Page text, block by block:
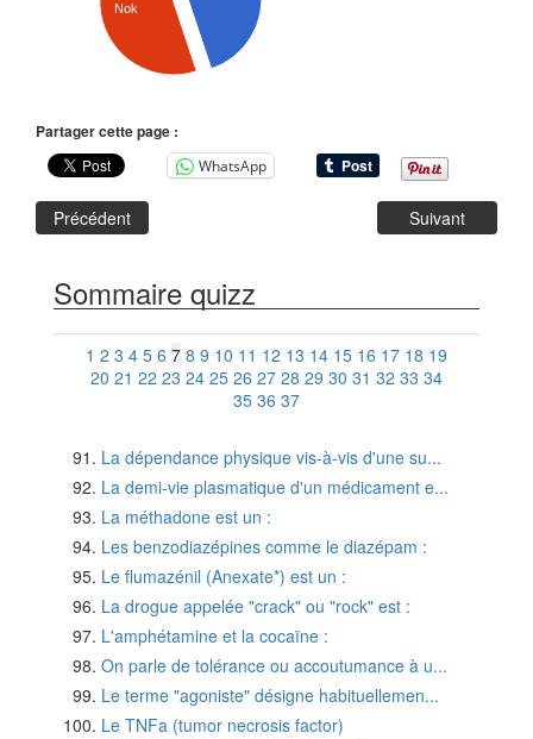
Nok
Partager cette page :
WhatsApp
Précédent Suivant
Sommaire quizz
1 2 3 4 5 6 7 8 9 10 11 12 13 14 15 16 17 18 19
20 21 22 23 24 25 26 27 28 29 30 31 32 33 34
35 36 37
La dépendance physique vis-à-vis d'une su...
La demi-vie plasmatique d'un médicament e...
La méthadone est un :
Les benzodiazépines comme le diazépam :
Le flumazénil (Anexate*) est un :
La drogue appelée "crack" ou "rock" est :
L'amphétamine et la cocaïne :
On parle de tolérance ou accoutumance à u...
Le terme "agoniste" désigne habituellemen...
Le TNFa (tumor necrosis factor)